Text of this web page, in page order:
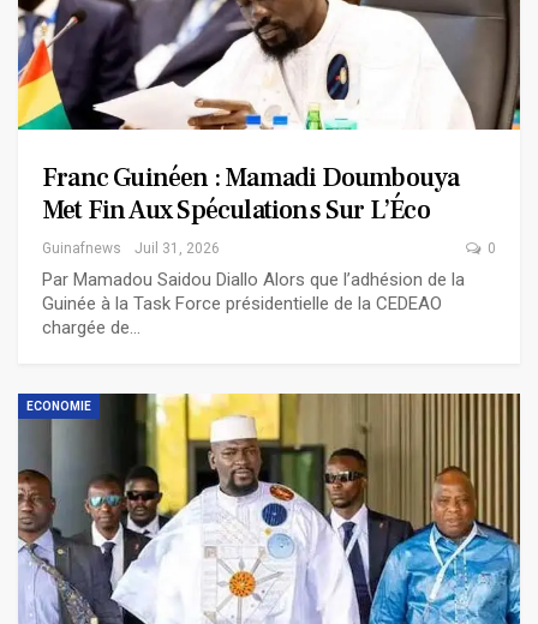
Franc Guinéen : Mamadi Doumbouya
Met Fin Aux Spéculations Sur L’Éco
Guinafnews Juil 31, 2026 0
Par Mamadou Saidou Diallo Alors que l’adhésion de la
Guinée à la Task Force présidentielle de la CEDEAO
chargée de…
ECONOMIE